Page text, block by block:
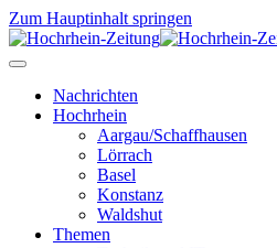
Zum Hauptinhalt springen
Nachrichten
Hochrhein
Aargau/Schaffhausen
Lörrach
Basel
Konstanz
Waldshut
Themen